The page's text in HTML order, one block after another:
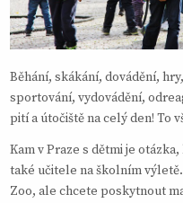
Běhání, skákání, dovádění,
sportování, vydovádění,
pití a útočiště na celý den! To
Kam v Praze s dětmije
také učitele na školním
Zoo, ale chcete poskytnout